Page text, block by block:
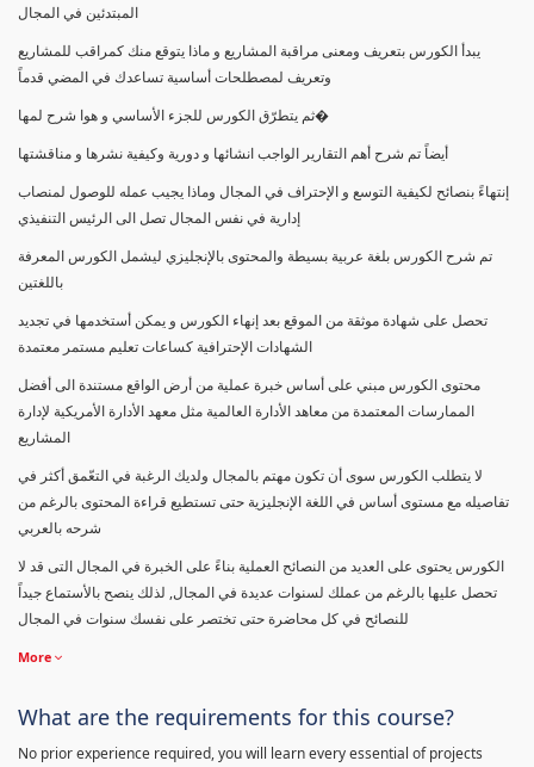
المبتدئين في المجال
يبدأ الكورس بتعريف ومعنى مراقبة المشاريع و ماذا يتوقع منك كمراقب للمشاريع
وتعريف لمصطلحات أساسية تساعدك في المضي قدماً
ثم يتطرّق الكورس للجزء الأساسي و هوا شرح لمها�
أيضاً تم شرح أهم التقارير الواجب انشائها و دورية وكيفية نشرها و مناقشتها
إنتهاءً بنصائح لكيفية التوسع و الإحتراف في المجال وماذا يجيب عمله للوصول لمنصاب
إدارية في نفس المجال تصل الى الرئيس التنفيذي
تم شرح الكورس بلغة عربية بسيطة والمحتوى بالإنجليزي ليشمل الكورس المعرفة
باللغتين
تحصل على شهادة موثقة من الموقع بعد إنهاء الكورس و يمكن أستخدمها في تجديد
الشهادات الإحترافية كساعات تعليم مستمر معتمدة
محتوى الكورس مبني على أساس خبرة عملية من أرض الواقع مستندة الى أفضل
الممارسات المعتمدة من معاهد الأدارة العالمية مثل معهد الأدارة الأمريكية لإدارة
المشاريع
لا يتطلب الكورس سوى أن تكون مهتم بالمجال ولديك الرغبة في التعّمق أكثر في
تفاصيله مع مستوى أساس في اللغة الإنجليزية حتى تستطيع قراءة المحتوى بالرغم من
شرحه بالعربي
الكورس يحتوى على العديد من النصائح العملية بناءً على الخبرة في المجال التى قد لا
تحصل عليها بالرغم من عملك لسنوات عديدة في المجال, لذلك ينصح بالأستماع جيداً
للنصائح في كل محاضرة حتى تختصر على نفسك سنوات في المجال
More
What are the requirements for this course?
No prior experience required, you will learn every essential of projects